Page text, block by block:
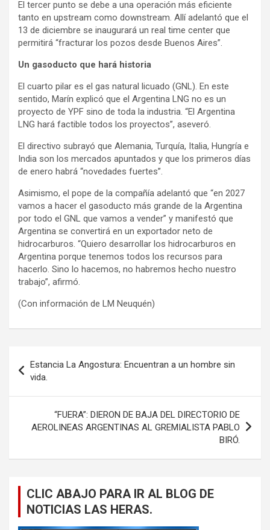
El tercer punto se debe a una operación más eficiente
tanto en upstream como downstream. Allí adelantó que el
13 de diciembre se inaugurará un real time center que
permitirá “fracturar los pozos desde Buenos Aires”.
Un gasoducto que hará historia
El cuarto pilar es el gas natural licuado (GNL). En este
sentido, Marín explicó que el Argentina LNG no es un
proyecto de YPF sino de toda la industria. “El Argentina
LNG hará factible todos los proyectos”, aseveró.
El directivo subrayó que Alemania, Turquía, Italia, Hungría e
India son los mercados apuntados y que los primeros días
de enero habrá “novedades fuertes”.
Asimismo, el pope de la compañía adelantó que “en 2027
vamos a hacer el gasoducto más grande de la Argentina
por todo el GNL que vamos a vender” y manifestó que
Argentina se convertirá en un exportador neto de
hidrocarburos. “Quiero desarrollar los hidrocarburos en
Argentina porque tenemos todos los recursos para
hacerlo. Sino lo hacemos, no habremos hecho nuestro
trabajo”, afirmó.
(Con información de LM Neuquén)
de
entradas
Estancia La Angostura: Encuentran a un hombre sin
vida.
“FUERA”: DIERON DE BAJA DEL DIRECTORIO DE
AEROLINEAS ARGENTINAS AL GREMIALISTA PABLO
BIRÓ.
CLIC ABAJO PARA IR AL BLOG DE
NOTICIAS LAS HERAS.